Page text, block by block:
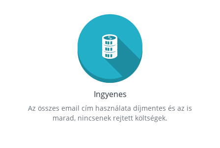
Ingyenes
Az összes email cím használata díjmentes és az is
marad, nincsenek rejtett költségek.